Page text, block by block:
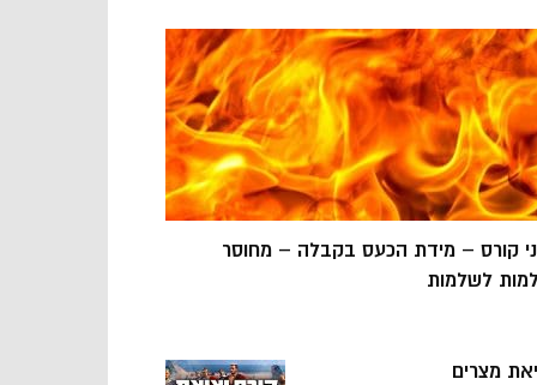
קורס – מידת הכעס בקבלה – מחוסר
לשלמות
מצרים